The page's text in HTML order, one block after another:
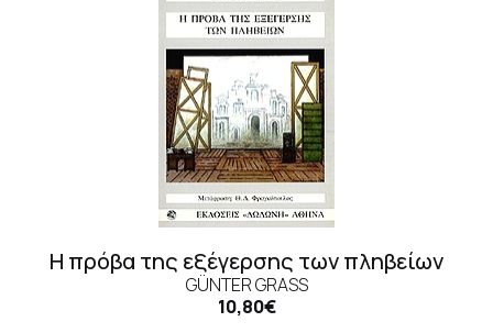
Η πρόβα της εξέγερσης των πληβείων
GÜNTER GRASS
10,80€